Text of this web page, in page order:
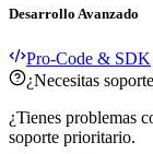
Desarrollo Avanzado
Pro-Code & SDK
¿Necesitas
¿Tienes problemas
soporte prioritario.